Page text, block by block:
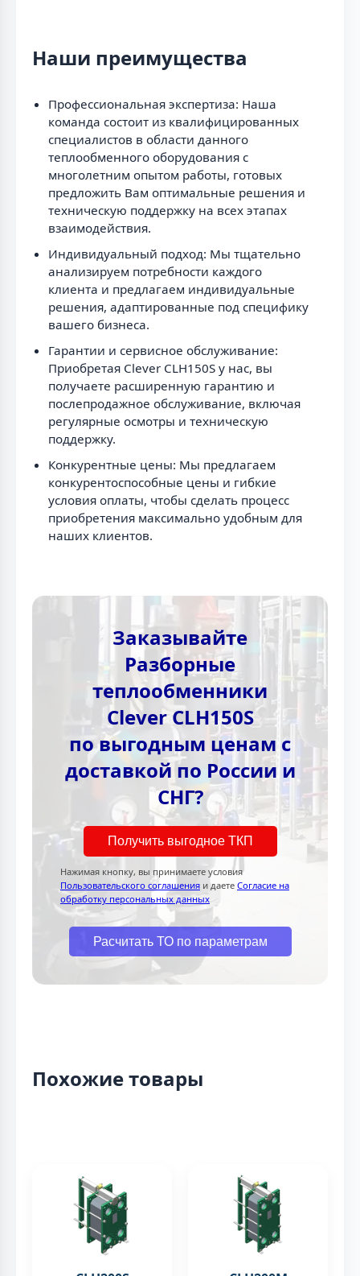
Наши преимущества
Профессиональная экспертиза: Наша
команда состоит из квалифицированных
специалистов в области данного
теплообменного оборудования с
многолетним опытом работы, готовых
предложить Вам оптимальные решения и
техническую поддержку на всех этапах
взаимодействия.
Индивидуальный подход: Мы тщательно
анализируем потребности каждого
клиента и предлагаем индивидуальные
решения, адаптированные под специфику
вашего бизнеса.
Гарантии и сервисное обслуживание:
Приобретая Clever CLH150S у нас, вы
получаете расширенную гарантию и
послепродажное обслуживание, включая
регулярные осмотры и техническую
поддержку.
Конкурентные цены: Мы предлагаем
конкурентоспособные цены и гибкие
условия оплаты, чтобы сделать процесс
приобретения максимально удобным для
наших клиентов.
Заказывайте
Разборные
теплообменники
Clever CLH150S
по выгодным ценам с
доставкой по России и
СНГ?
Получить выгодное ТКП
Нажимая кнопку, вы принимаете условия
Пользовательского соглашения и даете Согласие на
обработку персональных данных
Расчитать ТО по параметрам
Похожие товары